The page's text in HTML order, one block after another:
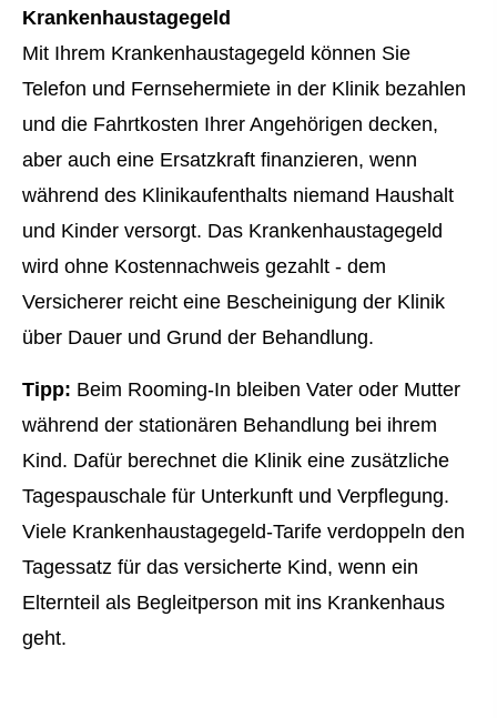
Krankenhaustagegeld
Mit Ihrem Krankenhaustagegeld können Sie
Telefon und Fernsehermiete in der Klinik bezahlen
und die Fahrtkosten Ihrer Angehörigen decken,
aber auch eine Ersatzkraft finanzieren, wenn
während des Klinikaufenthalts niemand Haushalt
und Kinder versorgt. Das Krankenhaustagegeld
wird ohne Kostennachweis gezahlt - dem
Versicherer reicht eine Bescheinigung der Klinik
über Dauer und Grund der Behandlung.
Tipp: Beim Rooming-In bleiben Vater oder Mutter
während der stationären Behandlung bei ihrem
Kind. Dafür berechnet die Klinik eine zusätzliche
Tagespauschale für Unterkunft und Verpflegung.
Viele Krankenhaustagegeld-Tarife verdoppeln den
Tagessatz für das versicherte Kind, wenn ein
Elternteil als Begleitperson mit ins Krankenhaus
geht.